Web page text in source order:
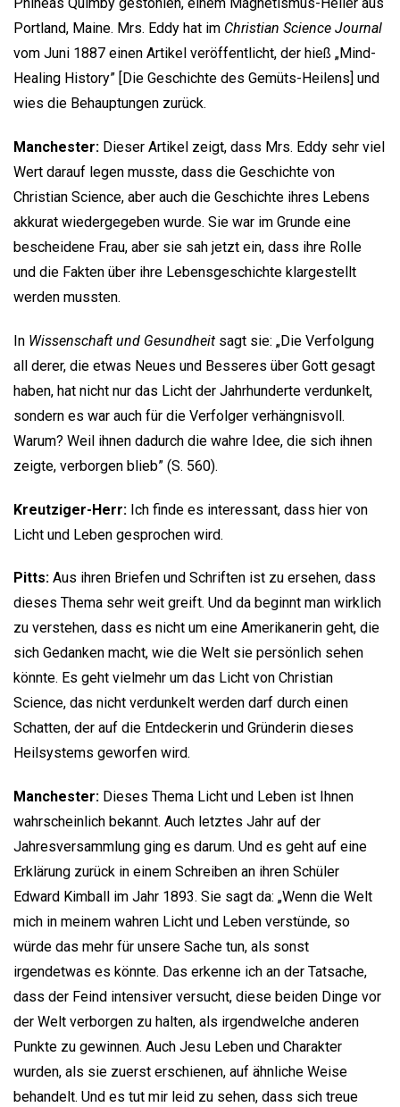
Portland, Maine. Mrs. Eddy hat im Christian Science Journal
vom Juni 1887 einen Artikel veröffentlicht, der hieß „Mind-
Healing History” [Die Geschichte des Gemüts-Heilens] und
wies die Behauptungen zurück.
Manchester: Dieser Artikel zeigt, dass Mrs. Eddy sehr viel
Wert darauf legen musste, dass die Geschichte von
Christian Science, aber auch die Geschichte ihres Lebens
akkurat wiedergegeben wurde. Sie war im Grunde eine
bescheidene Frau, aber sie sah jetzt ein, dass ihre Rolle
und die Fakten über ihre Lebensgeschichte klargestellt
werden mussten.
In Wissenschaft und Gesundheit sagt sie: „Die Verfolgung
all derer, die etwas Neues und Besseres über Gott gesagt
haben, hat nicht nur das Licht der Jahrhunderte verdunkelt,
sondern es war auch für die Verfolger verhängnisvoll.
Warum? Weil ihnen dadurch die wahre Idee, die sich ihnen
zeigte, verborgen blieb” (S. 560).
Kreutziger-Herr: Ich finde es interessant, dass hier von
Licht und Leben gesprochen wird.
Pitts: Aus ihren Briefen und Schriften ist zu ersehen, dass
dieses Thema sehr weit greift. Und da beginnt man wirklich
zu verstehen, dass es nicht um eine Amerikanerin geht, die
sich Gedanken macht, wie die Welt sie persönlich sehen
könnte. Es geht vielmehr um das Licht von Christian
Science, das nicht verdunkelt werden darf durch einen
Schatten, der auf die Entdeckerin und Gründerin dieses
Heilsystems geworfen wird.
Manchester: Dieses Thema Licht und Leben ist Ihnen
wahrscheinlich bekannt. Auch letztes Jahr auf der
Jahresversammlung ging es darum. Und es geht auf eine
Erklärung zurück in einem Schreiben an ihren Schüler
Edward Kimball im Jahr 1893. Sie sagt da: „Wenn die Welt
mich in meinem wahren Licht und Leben verstünde, so
würde das mehr für unsere Sache tun, als sonst
irgendetwas es könnte. Das erkenne ich an der Tatsache,
dass der Feind intensiver versucht, diese beiden Dinge vor
der Welt verborgen zu halten, als irgendwelche anderen
Punkte zu gewinnen. Auch Jesu Leben und Charakter
wurden, als sie zuerst erschienen, auf ähnliche Weise
behandelt. Und es tut mir leid zu sehen, dass sich treue